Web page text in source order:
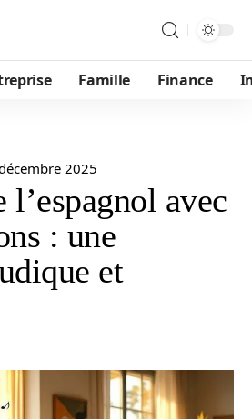
Famille Finance
2025
l’espagnol avec
: une
et